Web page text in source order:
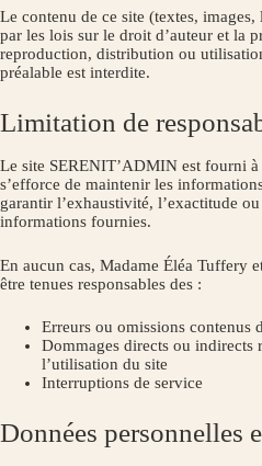
Le contenu de ce site (textes,
par les lois sur le droit d’auteur et la
reproduction, distribution ou
préalable est interdite.
Limitation de
Le site SERENIT’ADMIN est fourni
s’efforce de maintenir les
garantir l’exhaustivité, l’exactitude
informations fournies.
En aucun cas, Madame Éléa Tuffery
être tenues responsables des :
Erreurs ou omissions contenus
Dommages directs ou indirects
l’utilisation du site
Interruptions de service
Données personnelles